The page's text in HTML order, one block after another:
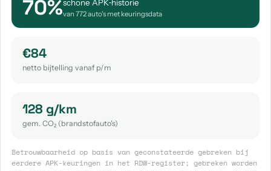
70%schone APK‑historie
van 772 auto's met keuringsdata
€84
netto bijtelling vanaf p/m
128 g/km
gem. CO₂ (brandstofauto's)
Betrouwbaarheid op basis van geconstateerde gebreken bij
eerdere APK-keuringen in het RDW-register; gebreken worden